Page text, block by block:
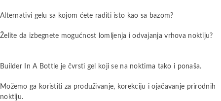
Alternativi gelu sa kojom ćete raditi isto kao sa bazom?
Želite da izbegnete mogućnost lomljenja i odvajanja vrhova noktiju?
Builder In A Bottle je čvrsti gel koji se na noktima tako i ponaša.
Možemo ga koristiti za produživanje, korekciju i ojačavanje prirodnih
noktiju.